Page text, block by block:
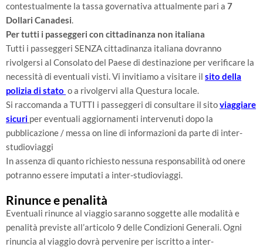
contestualmente la tassa governativa attualmente pari a 7
Dollari Canadesi.
Per tutti i passeggeri con cittadinanza non italiana
Tutti i passeggeri SENZA cittadinanza italiana dovranno
rivolgersi al Consolato del Paese di destinazione per verificare la
necessità di eventuali visti. Vi invitiamo a visitare il sito della
polizia di stato o a rivolgervi alla Questura locale.
Si raccomanda a TUTTI i passeggeri di consultare il sitoviaggiare
sicuri per eventuali aggiornamenti intervenuti dopo la
pubblicazione / messa on line di informazioni da parte di inter-
studioviaggi
In assenza di quanto richiesto nessuna responsabilità od onere
potranno essere imputati a inter-studioviaggi.
Rinunce e penalità
Eventuali rinunce al viaggio saranno soggette alle modalità e
penalità previste all’articolo 9 delle Condizioni Generali. Ogni
rinuncia al viaggio dovrà pervenire per iscritto a inter-